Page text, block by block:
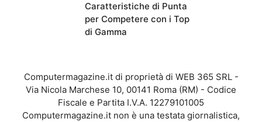
Caratteristiche di Punta
per Competere con i Top
di Gamma
Computermagazine.it di proprietà di WEB 365 SRL -
Via Nicola Marchese 10, 00141 Roma (RM) - Codice
Fiscale e Partita I.V.A. 12279101005
Computermagazine.it non è una testata giornalistica,